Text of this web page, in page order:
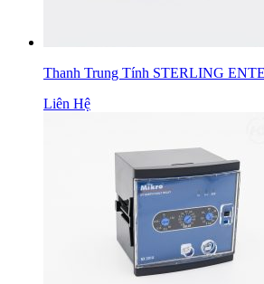
Thanh Trung Tính STERLING
Liên Hệ